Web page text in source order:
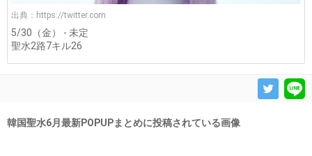
出典： https://twitter.com
5/30（金） - 未定
聖水2路7キル26
韓国聖水6月最新POPUPまとめに投稿されている画像